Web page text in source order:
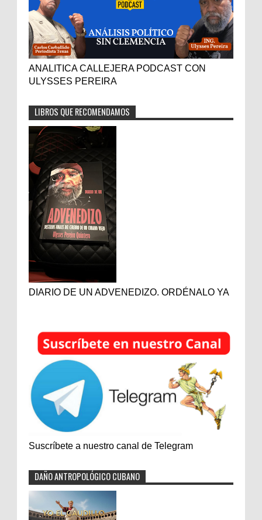
ANALITICA CALLEJERA PODCAST CON
ULYSSES PEREIRA
LIBROS QUE RECOMENDAMOS
DIARIO DE UN ADVENEDIZO. ORDÉNALO YA
Suscríbete a nuestro canal de Telegram
DAÑO ANTROPOLÓGICO CUBANO